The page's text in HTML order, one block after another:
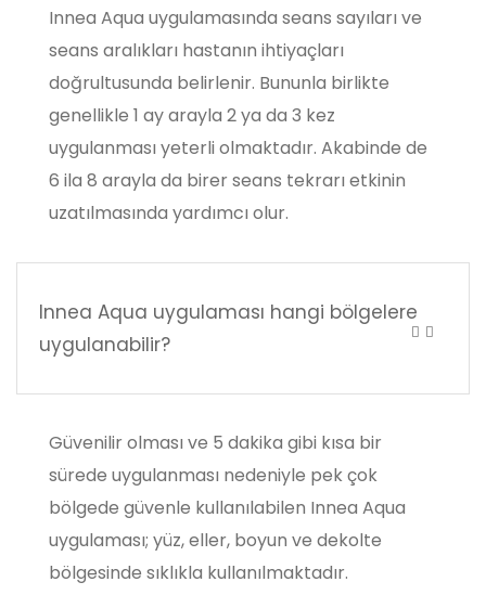
Innea Aqua uygulamasında seans sayıları ve
seans aralıkları hastanın ihtiyaçları
doğrultusunda belirlenir. Bununla birlikte
genellikle 1 ay arayla 2 ya da 3 kez
uygulanması yeterli olmaktadır. Akabinde de
6 ila 8 arayla da birer seans tekrarı etkinin
uzatılmasında yardımcı olur.
Innea Aqua uygulaması hangi bölgelere
uygulanabilir?
Güvenilir olması ve 5 dakika gibi kısa bir
sürede uygulanması nedeniyle pek çok
bölgede güvenle kullanılabilen Innea Aqua
uygulaması; yüz, eller, boyun ve dekolte
bölgesinde sıklıkla kullanılmaktadır.